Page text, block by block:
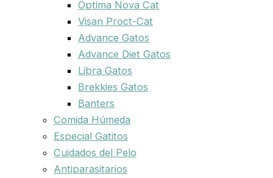
Optima Nova Cat
Visan Proct-Cat
Advance Gatos
Advance Diet Gatos
Libra Gatos
Brekkies Gatos
Banters
Comida Húmeda
Especial Gatitos
Cuidados del Pelo
Antiparasitarios